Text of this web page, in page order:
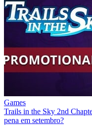
Games
Trails in the Sky 2nd
pena em setembro?